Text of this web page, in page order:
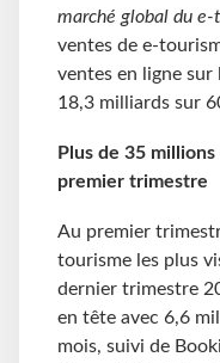
marché global du e-
ventes de e-
ventes en ligne
18,3 milliards sur
Plus de 35
premier trimestre
Au premier
tourisme les plus
dernier trimestre
en tête avec 6,6
mois, suivi de